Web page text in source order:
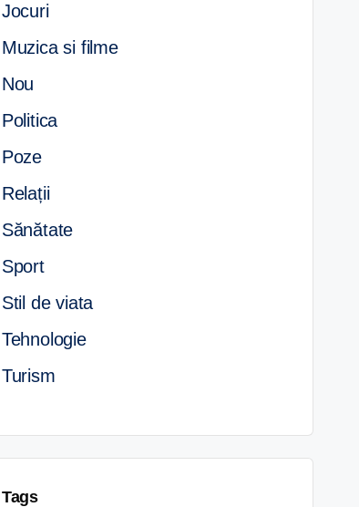
Jocuri
Muzica si filme
Nou
Politica
Poze
Relații
Sănătate
Sport
Stil de viata
Tehnologie
Turism
Tags